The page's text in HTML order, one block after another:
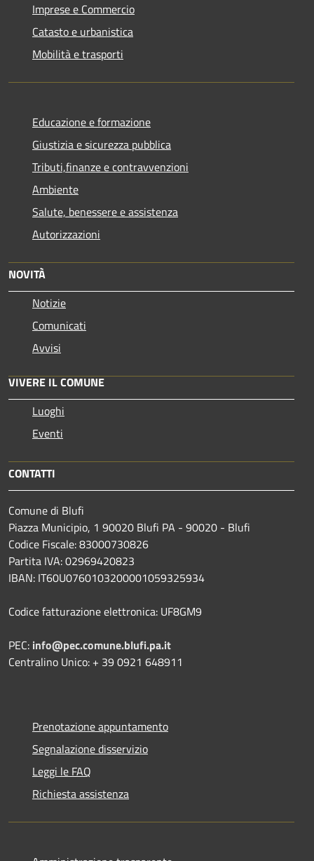
Imprese e Commercio
Catasto e urbanistica
Mobilità e trasporti
Educazione e formazione
Giustizia e sicurezza pubblica
Tributi,finanze e contravvenzioni
Ambiente
Salute, benessere e assistenza
Autorizzazioni
NOVITÀ
Notizie
Comunicati
Avvisi
VIVERE IL COMUNE
Luoghi
Eventi
CONTATTI
Comune di Blufi
Piazza Municipio, 1 90020 Blufi PA - 90020 - Blufi
Codice Fiscale: 83000730826
Partita IVA: 02969420823
IBAN: IT60U0760103200001059325934
Codice fatturazione elettronica: UF8GM9
PEC: info@pec.comune.blufi.pa.it
Centralino Unico: + 39 0921 648911
Prenotazione appuntamento
Segnalazione disservizio
Leggi le FAQ
Richiesta assistenza